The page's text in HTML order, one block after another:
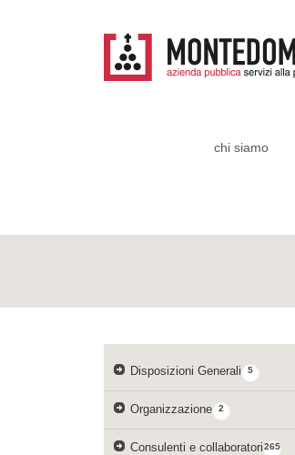
chi siamo
5
Disposizioni Generali
2
Organizzazione
265
Consulenti e collaboratori